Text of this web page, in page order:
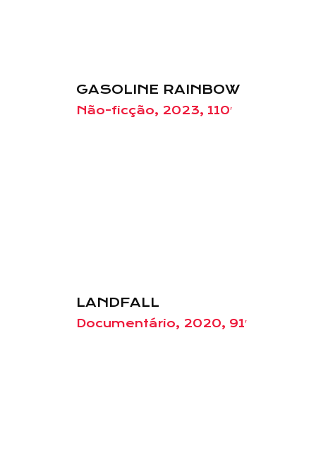
GASOLINE RAINBOW
Não-ficção, 2023, 110′
LANDFALL
Documentário, 2020, 91′